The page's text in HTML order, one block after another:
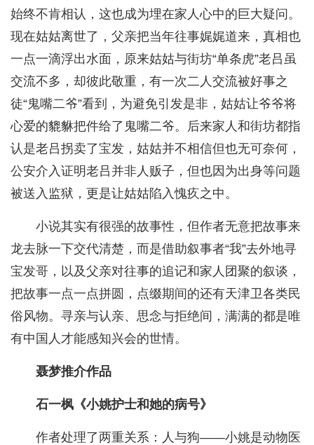
始终不肯相认，这也成为埋在家人心中的巨大疑问。
现在姑姑离世了，父亲把当年往事娓娓道来，真相也
一点一滴浮出水面，原来姑姑与街坊“单条虎”老吕虽
交流不多，却彼此敬重，有一次二人交流被好事之
徒“鬼嘴二爷”看到，为避免引发是非，姑姑让爷爷将
心爱的貔貅把件给了鬼嘴二爷。后来家人和街坊都指
认是老吕拐卖了宝发，姑姑并不相信但也无可奈何，
公安介入证明老吕并非人贩子，但也因为出身等问题
被送入监狱，更是让姑姑陷入愧疚之中。
小说其实有很强的故事性，但作者无意把故事来
龙去脉一下交代清楚，而是借助叙事者“我”去外地寻
宝发哥，以及父亲对往事的追记和家人团聚的叙谈，
把故事一点一点拼圆，点缀期间的还有天津卫各类民
俗风物。寻亲与认亲、思念与拒绝间，满满的都是唯
有中国人才能感知兴会的世情。
聂梦推介作品
石一枫《小姚护士和她的病号》
作者处理了两重关系：人与狗——小姚是动物医